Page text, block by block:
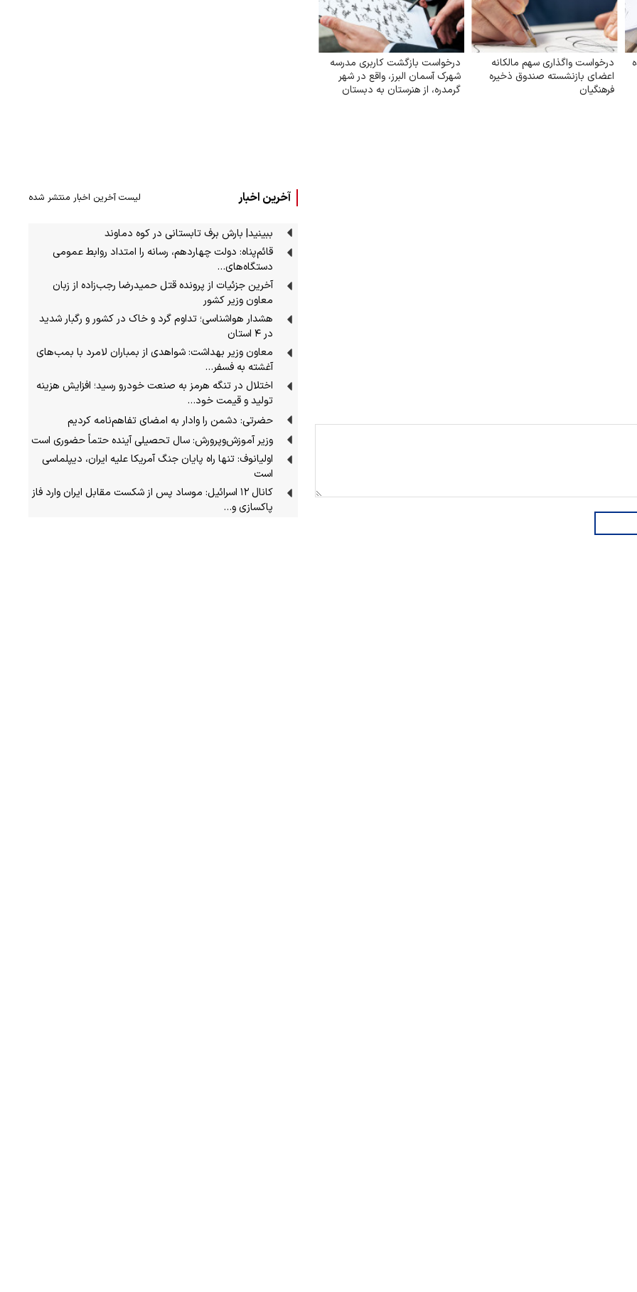
درخواست واگذاری سهم مالکانه
اعضای بازنشسته صندوق ذخیره
فرهنگیان
درخواست بازگشت کاربری مدرسه
شهرک آسمان البرز، واقع در شهر
گرمدره، از هنرستان به دبستان
آخرین اخبار لیست آخرین اخبار منتشر شده
ببینید| بارش برف تابستانی در کوه دماوند
قائم‌پناه: دولت چهاردهم، رسانه را امتداد روابط عمومی
دستگاه‌های…
آخرین جزئیات از پرونده قتل حمیدرضا رجب‌زاده از زبان
معاون وزیر کشور
هشدار هواشناسی؛ تداوم گرد و خاک در کشور و رگبار شدید
در ۴ استان
معاون وزیر بهداشت: شواهدی از بمباران لامرد با بمب‌های
آغشته به فسفر…
اختلال در تنگه هرمز به صنعت خودرو رسید؛ افزایش هزینه
تولید و قیمت خود…
حضرتی: دشمن را وادار به امضای تفاهم‌نامه کردیم
وزیر آموزش‌وپرورش: سال تحصیلی آینده حتماً حضوری است
اولیانوف: تنها راه پایان جنگ آمریکا علیه ایران، دیپلماسی
است
کانال ۱۲ اسرائیل: موساد پس از شکست مقابل ایران وارد فاز
پاکسازی و…